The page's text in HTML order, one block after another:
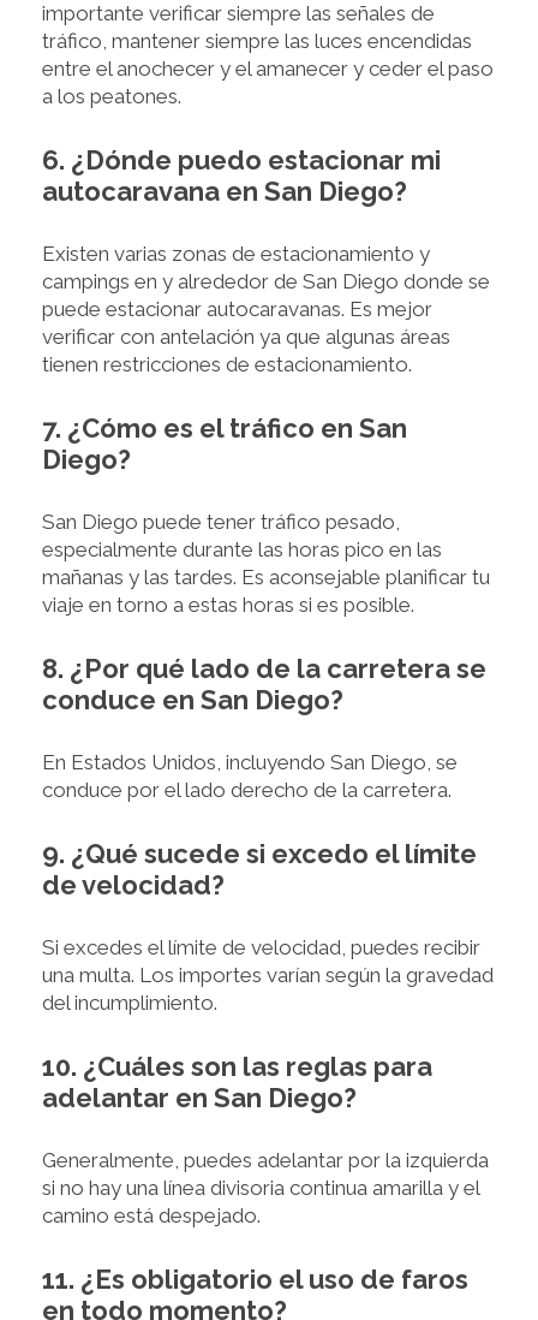
importante verificar siempre las señales de
tráfico, mantener siempre las luces encendidas
entre el anochecer y el amanecer y ceder el paso
a los peatones.
6. ¿Dónde puedo estacionar mi
autocaravana en San Diego?
Existen varias zonas de estacionamiento y
campings en y alrededor de San Diego donde se
puede estacionar autocaravanas. Es mejor
verificar con antelación ya que algunas áreas
tienen restricciones de estacionamiento.
7. ¿Cómo es el tráfico en San
Diego?
San Diego puede tener tráfico pesado,
especialmente durante las horas pico en las
mañanas y las tardes. Es aconsejable planificar tu
viaje en torno a estas horas si es posible.
8. ¿Por qué lado de la carretera se
conduce en San Diego?
En Estados Unidos, incluyendo San Diego, se
conduce por el lado derecho de la carretera.
9. ¿Qué sucede si excedo el límite
de velocidad?
Si excedes el límite de velocidad, puedes recibir
una multa. Los importes varían según la gravedad
del incumplimiento.
10. ¿Cuáles son las reglas para
adelantar en San Diego?
Generalmente, puedes adelantar por la izquierda
si no hay una línea divisoria continua amarilla y el
camino está despejado.
11. ¿Es obligatorio el uso de faros
en todo momento?